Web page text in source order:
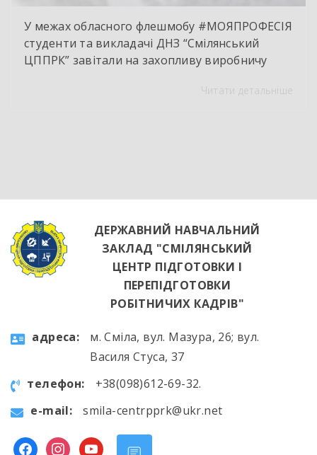
У межах обласного флешмобу #МОЯПРОФЕСІЯ
студенти та викладачі ДНЗ “Смілянський
ЦППРК” завітали на захопливу виробничу
НВК “Лідер”. Світлі кахлі, інноваційне
висококваліфікованих майбутніх фахівцях. […]
Читати детальніше
ДЕРЖАВНИЙ НАВЧАЛЬНИЙ
ЗАКЛАД "СМІЛЯНСЬКИЙ
ЦЕНТР ПІДГОТОВКИ І
ПЕРЕПІДГОТОВКИ
РОБІТНИЧИХ КАДРІВ"
aдресa:
м. Сміла, вул. Мазура, 26; вул.
Василя Стуса, 37
телефон:
+38(098)612-69-32.
e-mail:
smila-centrpprk@ukr.net
facebookinstagram
youtube